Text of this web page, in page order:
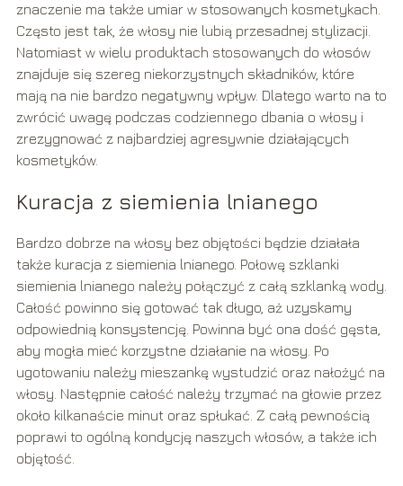
znaczenie ma także umiar w stosowanych kosmetykach.
Często jest tak, że włosy nie lubią przesadnej stylizacji.
Natomiast w wielu produktach stosowanych do włosów
znajduje się szereg niekorzystnych składników, które
mają na nie bardzo negatywny wpływ. Dlatego warto na to
zwrócić uwagę podczas codziennego dbania o włosy i
zrezygnować z najbardziej agresywnie działających
kosmetyków.
Kuracja z siemienia lnianego
Bardzo dobrze na włosy bez objętości będzie działała
także kuracja z siemienia lnianego. Połowę szklanki
siemienia lnianego należy połączyć z całą szklanką wody.
Całość powinno się gotować tak długo, aż uzyskamy
odpowiednią konsystencję. Powinna być ona dość gęsta,
aby mogła mieć korzystne działanie na włosy. Po
ugotowaniu należy mieszankę wystudzić oraz nałożyć na
włosy. Następnie całość należy trzymać na głowie przez
około kilkanaście minut oraz spłukać. Z całą pewnością
poprawi to ogólną kondycję naszych włosów, a także ich
objętość.